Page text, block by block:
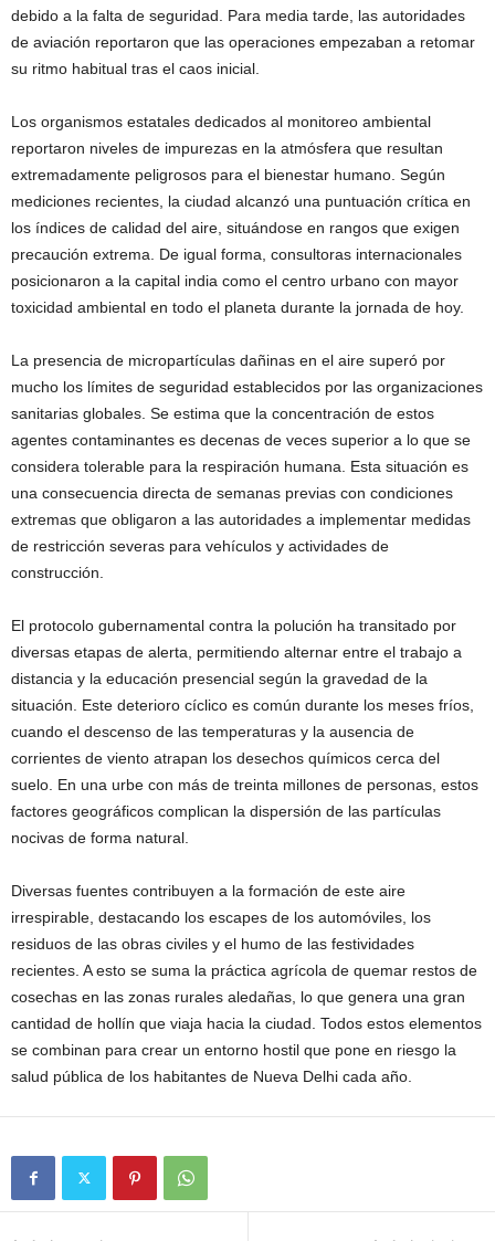
debido a la falta de seguridad. Para media tarde, las autoridades
de aviación reportaron que las operaciones empezaban a retomar
su ritmo habitual tras el caos inicial.
Los organismos estatales dedicados al monitoreo ambiental
reportaron niveles de impurezas en la atmósfera que resultan
extremadamente peligrosos para el bienestar humano. Según
mediciones recientes, la ciudad alcanzó una puntuación crítica en
los índices de calidad del aire, situándose en rangos que exigen
precaución extrema. De igual forma, consultoras internacionales
posicionaron a la capital india como el centro urbano con mayor
toxicidad ambiental en todo el planeta durante la jornada de hoy.
La presencia de micropartículas dañinas en el aire superó por
mucho los límites de seguridad establecidos por las organizaciones
sanitarias globales. Se estima que la concentración de estos
agentes contaminantes es decenas de veces superior a lo que se
considera tolerable para la respiración humana. Esta situación es
una consecuencia directa de semanas previas con condiciones
extremas que obligaron a las autoridades a implementar medidas
de restricción severas para vehículos y actividades de
construcción.
El protocolo gubernamental contra la polución ha transitado por
diversas etapas de alerta, permitiendo alternar entre el trabajo a
distancia y la educación presencial según la gravedad de la
situación. Este deterioro cíclico es común durante los meses fríos,
cuando el descenso de las temperaturas y la ausencia de
corrientes de viento atrapan los desechos químicos cerca del
suelo. En una urbe con más de treinta millones de personas, estos
factores geográficos complican la dispersión de las partículas
nocivas de forma natural.
Diversas fuentes contribuyen a la formación de este aire
irrespirable, destacando los escapes de los automóviles, los
residuos de las obras civiles y el humo de las festividades
recientes. A esto se suma la práctica agrícola de quemar restos de
cosechas en las zonas rurales aledañas, lo que genera una gran
cantidad de hollín que viaja hacia la ciudad. Todos estos elementos
se combinan para crear un entorno hostil que pone en riesgo la
salud pública de los habitantes de Nueva Delhi cada año.